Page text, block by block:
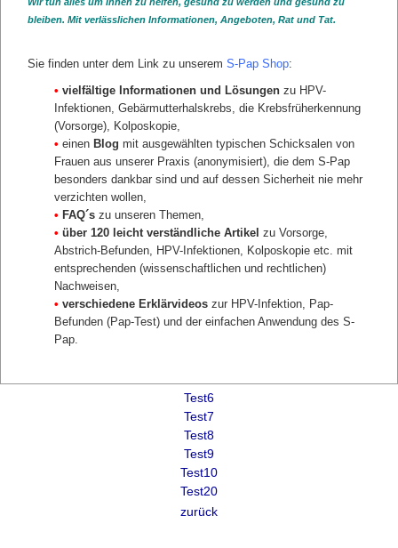
Medizin (ÄZQ) als Gemeinsame Einrichtung von Bundesärztekammer und
Kassenärztlicher Bundesvereinigung.
Home
Alle Produkte
FAQ
Blog
News and Stories
Für die Frau
Über uns
Für den Frauenarzt
Unterstützen
Test Popup1
Test Popup 2
Test6
Test7
Test8
Test9
Test10
Test20
zurück
bleiben. Mit verlässlichen Informationen, Angeboten, Rat und Tat.
Sie finden unter dem Link zu unserem S-Pap Shop:
• vielfältige Informationen und Lösungen zu HPV-
Infektionen, Gebärmutterhalskrebs, die Krebsfrüherkennung
(Vorsorge), Kolposkopie,
• einen Blog mit ausgewählten typischen Schicksalen von
Frauen aus unserer Praxis (anonymisiert), die dem S-Pap
besonders dankbar sind und auf dessen Sicherheit nie mehr
verzichten wollen,
• FAQ´s zu unseren Themen,
• über 120 leicht verständliche Artikel zu Vorsorge,
Abstrich-Befunden, HPV-Infektionen, Kolposkopie etc. mit
entsprechenden (wissenschaftlichen und rechtlichen)
Nachweisen,
• verschiedene Erklärvideos zur HPV-Infektion, Pap-
Befunden (Pap-Test) und der einfachen Anwendung des S-
Pap.